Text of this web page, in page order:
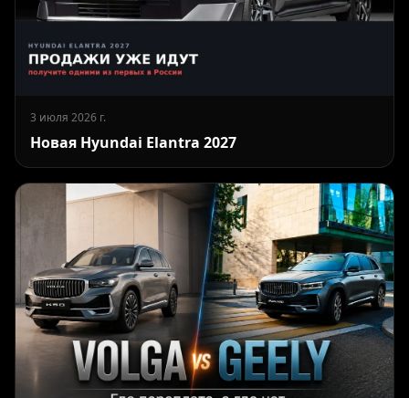
3 июля 2026 г.
Новая Hyundai Elantra 2027